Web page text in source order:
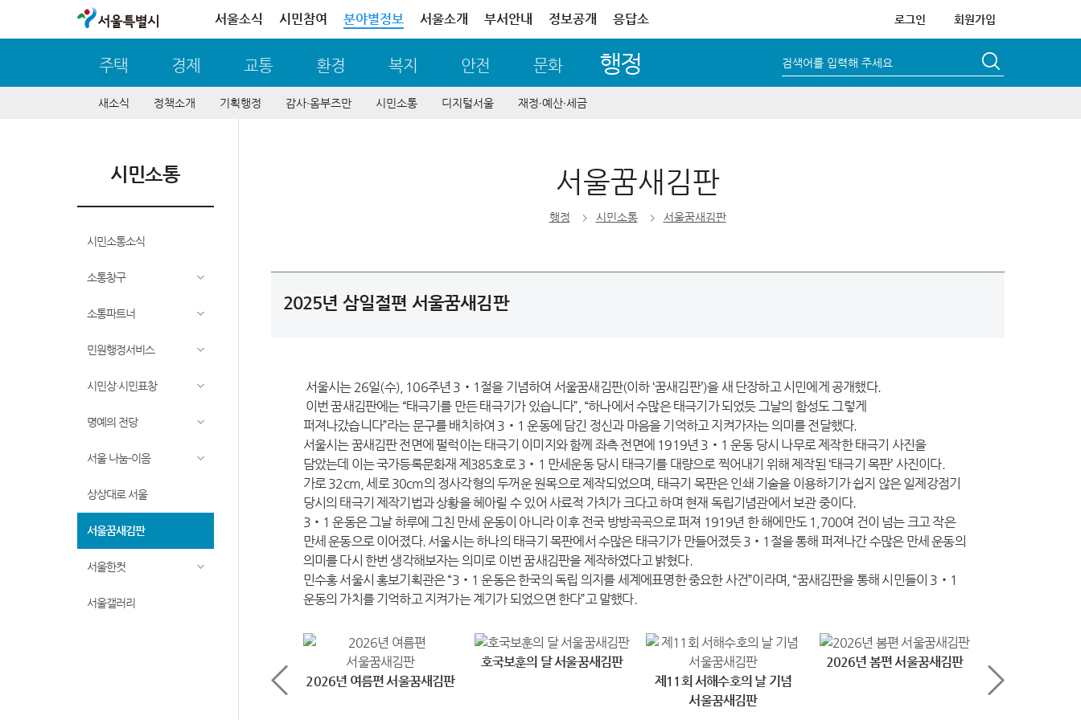
서울특별시 서울소식 시민참여 분야별정보 서울소개 부서안내 정보공개 응답소 로그인 회원가입
주택 경제 교통 환경 복지 안전 문화 행정 검색어를 입력해 주세요
새소식 정책소개 기획행정 감사∙옴부즈만 시민소통 디지털서울 재정∙예산∙세금
시민소통
시민소통소식
소통창구
소통파트너
민원행정서비스
시민상·시민표창
명예의 전당
서울 나눔-이음
상상대로 서울
서울꿈새김판
서울한컷
서울갤러리
서울꿈새김판
행정 시민소통 서울꿈새김판
2025년 삼일절편 서울꿈새김판
서울시는 26일(수), 106주년 3‧1절을 기념하여 서울꿈새김판(이하 ‘꿈새김판’)을 새 단장하고 시민에게 공개했다.
이번 꿈새김판에는 “태극기를 만든 태극기가 있습니다”, “하나에서 수많은 태극기가 되었듯 그날의 함성도 그렇게
퍼져나갔습니다”라는 문구를 배치하여 3‧1 운동에 담긴 정신과 마음을 기억하고 지켜가자는 의미를 전달했다.
서울시는 꿈새김판 전면에 펄럭이는 태극기 이미지와 함께 좌측 전면에 1919년 3‧1 운동 당시 나무로 제작한 태극기 사진을
담았는데 이는 국가등록문화재 제385호로 3‧1 만세운동 당시 태극기를 대량으로 찍어내기 위해 제작된 ‘태극기 목판’ 사진이다.
가로 32cm, 세로 30cm의 정사각형의 두꺼운 원목으로 제작되었으며, 태극기 목판은 인쇄 기술을 이용하기가 쉽지 않은 일제강점기
당시의 태극기 제작기법과 상황을 헤아릴 수 있어 사료적 가치가 크다고 하며 현재 독립기념관에서 보관 중이다.
3‧1 운동은 그날 하루에 그친 만세 운동이 아니라 이후 전국 방방곡곡으로 퍼져 1919년 한 해에만도 1,700여 건이 넘는 크고 작은
만세 운동으로 이어졌다. 서울시는 하나의 태극기 목판에서 수많은 태극기가 만들어졌듯 3‧1절을 통해 퍼져나간 수많은 만세 운동의
의미를 다시 한번 생각해보자는 의미로 이번 꿈새김판을 제작하였다고 밝혔다.
민수홍 서울시 홍보기획관은 “3‧1 운동은 한국의 독립 의지를 세계에표명한 중요한 사건”이라며, “꿈새김판을 통해 시민들이 3‧1
운동의 가치를 기억하고 지켜가는 계기가 되었으면 한다”고 말했다.
2026년 여름편 서울꿈새김판
호국보훈의 달 서울꿈새김판
제11회 서해수호의 날 기념
서울꿈새김판
2026년 봄편 서울꿈새김판